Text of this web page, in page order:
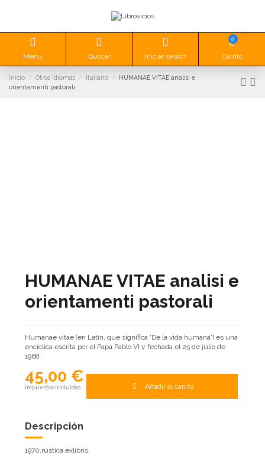
Menu Buscar Iniciar sesión
0
Carrito
Inicio Otros idiomas Italiano
HUMANAE VITAE analisi e
orientamenti pastorali
HUMANAE VITAE analisi e
orientamenti pastorali
Humanae vitae (en Latín, que significa 'De la vida humana') es una
encíclica escrita por el Papa Pablo VI y fechada el 25 de julio de
1968
45,00 €
Impuestos incluidos Añadir al carrito
Descripción
1970,rústica,exlibris.